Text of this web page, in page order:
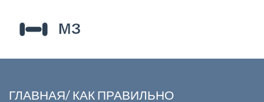
ГЛАВНАЯ/ КАК ПРАВИЛЬНО